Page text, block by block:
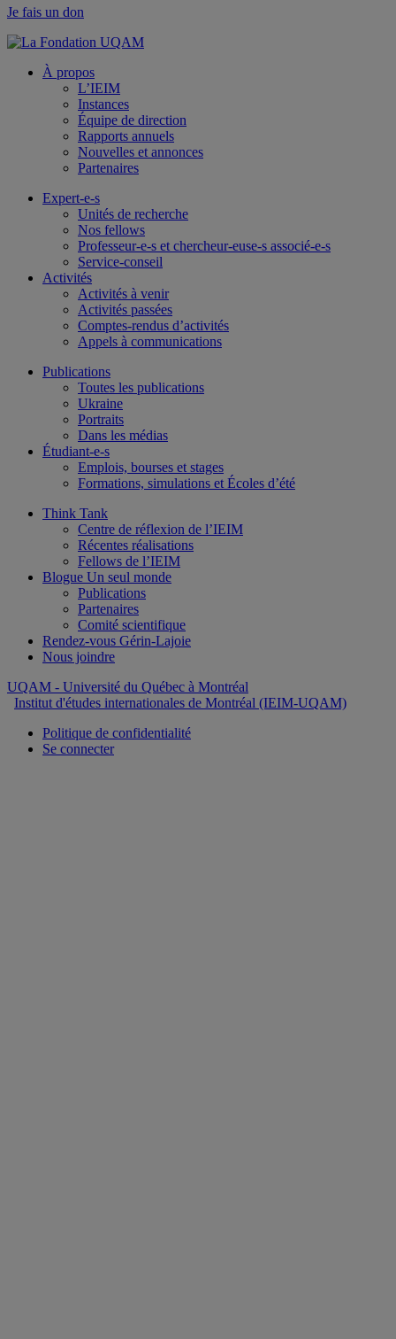
Je fais un don
À propos
L’IEIM
Instances
Équipe de direction
Rapports annuels
Nouvelles et annonces
Partenaires
Expert-e-s
Unités de recherche
Nos fellows
Professeur-e-s et chercheur-euse-s associé-e-s
Service-conseil
Activités
Activités à venir
Activités passées
Comptes-rendus d’activités
Appels à communications
Publications
Toutes les publications
Ukraine
Portraits
Dans les médias
Étudiant-e-s
Emplois, bourses et stages
Formations, simulations et Écoles d’été
Think Tank
Centre de réflexion de l’IEIM
Récentes réalisations
Fellows de l’IEIM
Blogue Un seul monde
Publications
Partenaires
Comité scientifique
Rendez-vous Gérin-Lajoie
Nous joindre
UQAM - Université du Québec à Montréal
Institut d'études internationales de Montréal (IEIM-UQAM)
Politique de confidentialité
Se connecter